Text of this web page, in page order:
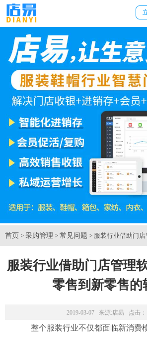
首页 > 采购管理 > 常见问题 > 服装行业借助门
服装行业借助门店管理
零售到新零售的
2019-03-07 来源:店易 点击：
整个服装行业不仅都面临新消费